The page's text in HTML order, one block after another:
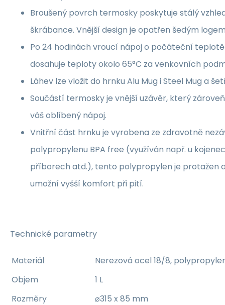
Broušený povrch termosky poskytuje stálý
škrábance. Vnější design je opatřen šedým
Po 24 hodinách vroucí nápoj o počáteční
dosahuje teploty okolo 65°C za venkovních
Láhev lze vložit do hrnku Alu Mug i Steel Mug a
Součástí termosky je vnější uzávěr, který
váš oblíbený nápoj.
Vnitřní část hrnku je vyrobena ze zdravotně
polypropylenu BPA free (využíván např. u
příborech atd.), tento polypropylen je protažen
umožní vyšší komfort při pití.
Technické parametry
Materiál
Nerezová ocel 18/8,
Objem
1 L
Rozměry
⌀315 x 85 mm